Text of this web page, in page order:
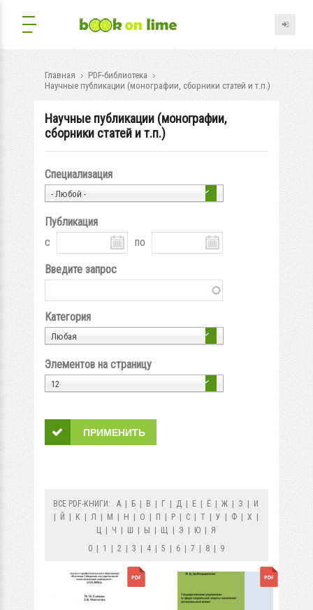
Главная
PDF-библиотека
Научные публикации (монографии, сборники статей и т.п.)
Научные публикации (монографии,
сборники статей и т.п.)
Специализация
- Любой -
Публикация
с
по
Введите запрос
Категория
Любая
Элементов на страницу
12
ВСЕ PDF-КНИГИ: А Б В Г Д Е Ё Ж З
И
Й К Л М Н О П Р С Т У Ф Х
Ц
Ч Ш Ы Щ Э Ю
Я
0
1 2 3 4 5 6 7 8 9